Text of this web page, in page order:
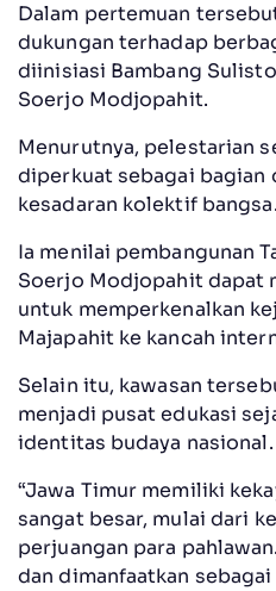
Dalam pertemuan
dukungan terhadap
diinisiasi Bambang
Soerjo Modjopahit.
Menurutnya, pelestarian
diperkuat sebagai bagian
kesadaran kolektif bangsa.
Ia menilai pembangunan
Soerjo Modjopahit dapat
untuk memperkenalkan
Majapahit ke kancah
Selain itu, kawasan
menjadi pusat edukasi
identitas budaya nasional.
“Jawa Timur memiliki
sangat besar, mulai dari
perjuangan para
dan dimanfaatkan